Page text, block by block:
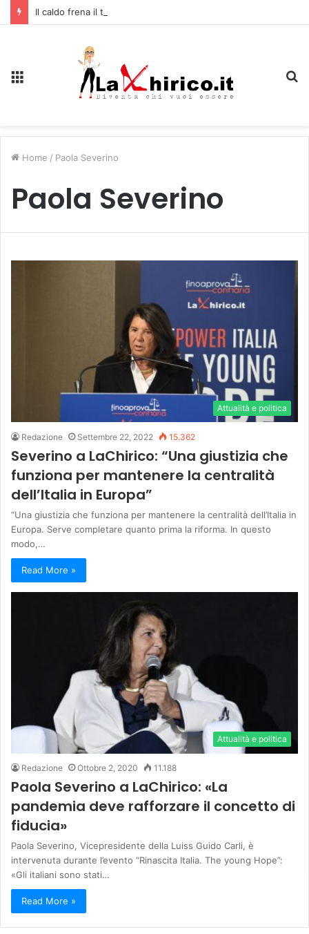
Home / Paola Severino
Paola Severino
Attualità e politica
Redazione Settembre 22, 2022 15.362
Severino a LaChirico: “Una giustizia che
funziona per mantenere la centralità
dell’Italia in Europa”
“Una giustizia che funziona per mantenere la centralità dell’Italia in
Europa. Serve completare quanto prima la riforma. In questo
modo,…
Read More »
Attualità e politica
Redazione Ottobre 2, 2020 11.188
Paola Severino a LaChirico: «La
pandemia deve rafforzare il concetto di
fiducia»
Paola Severino, Vicepresidente della Luiss Guido Carli, è
intervenuta durante l’evento “Rinascita Italia. The young Hope”:
«Gli italiani sono stati…
Read More »